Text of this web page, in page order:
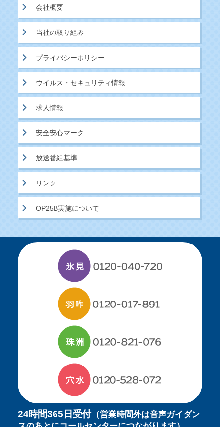
会社概要
当社の取り組み
プライバシーポリシー
ウイルス・セキュリティ情報
求人情報
安全安心マーク
放送番組基準
リンク
OP25B実施について
24時間365日受付（営業時間外は音声ガイダン